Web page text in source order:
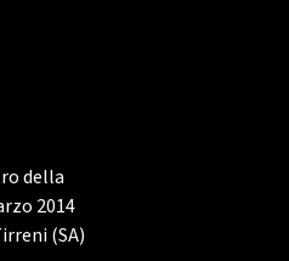
della
2014
(SA)